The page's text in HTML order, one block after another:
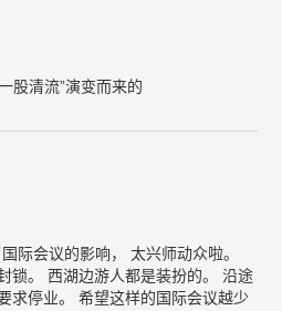
股清流”演变而来的
际会议的影响， 太兴师动众啦。
锁。 西湖边游人都是装扮的。 沿途
求停业。 希望这样的国际会议越少